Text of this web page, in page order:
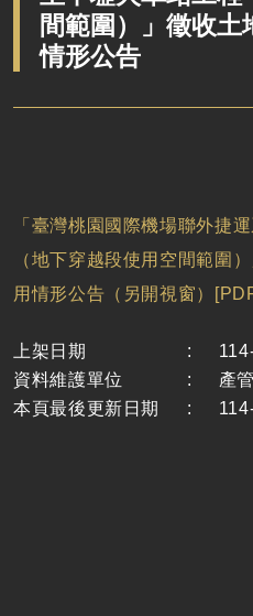
間範圍）」徵收土
情形公告
「臺灣桃園國際機場聯外捷
（地下穿越段使用空間範圍
用情形公告（另開視窗）
上架日期 :
資料維護單位
:
產
本頁最後更新日期
: